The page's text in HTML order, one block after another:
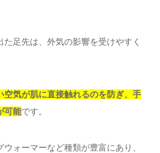
足先は、外気の影響を受けやすく
空気が肌に直接触れるのを防ぎ、手
可能です。
ォーマーなど種類が豊富にあり、